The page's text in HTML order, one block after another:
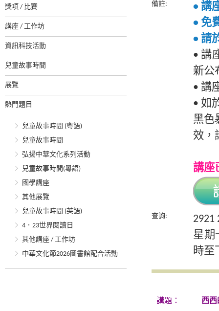
獎項 / 比賽
講座 / 工作坊
資訊科技活動
兒童故事時間
展覽
熱門題目
兒童故事時間 (粵語)
兒童故事時間
弘揚中華文化系列活動
兒童故事時間(粵語)
國學講座
其他展覽
兒童故事時間 (英語)
4．23世界閱讀日
其他講座 / 工作坊
中華文化節2026圖書館配合活動
備註:
• 講
• 免
• 請
• 講
新公
• 講
• 如
黑色
效，
講座
查詢:
2921
星期
時至
講題： 西西